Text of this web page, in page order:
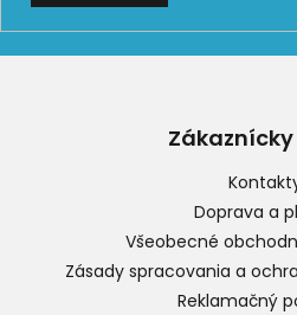
Doprava a
Všeobecné
Zásady spracovania a
Reklamačný